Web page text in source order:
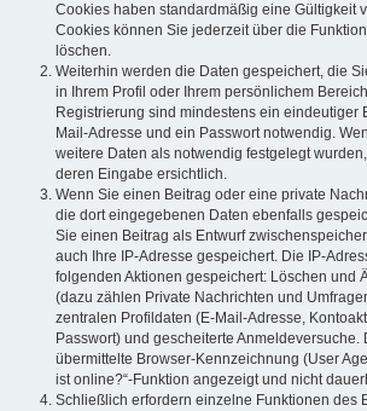
Cookies haben standardmäßig eine Gültigkeit
Cookies können Sie jederzeit über die
löschen.
Weiterhin werden die Daten gespeichert, die
in Ihrem Profil oder Ihrem persönlichem
Registrierung sind mindestens ein eindeutiger
Mail-Adresse und ein Passwort notwendig.
weitere Daten als notwendig festgelegt
deren Eingabe ersichtlich.
Wenn Sie einen Beitrag oder eine private
die dort eingegebenen Daten ebenfalls
Sie einen Beitrag als Entwurf
auch Ihre IP-Adresse gespeichert. Die IP-
folgenden Aktionen gespeichert: Löschen und
(dazu zählen Private Nachrichten und
zentralen Profildaten (E-Mail-Adresse,
Passwort) und gescheiterte Anmeldeversuche.
übermittelte Browser-Kennzeichnung (User
ist online?“-Funktion angezeigt und nicht
Schließlich erfordern einzelne Funktionen des